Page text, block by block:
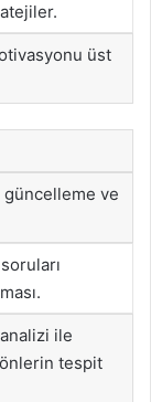
üst
ve
ile
tespit